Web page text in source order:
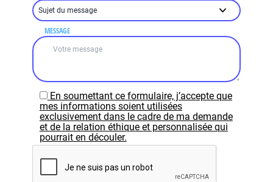
MESSAGE
En soumettant ce formulaire, j’accepte que
mes informations soient utilisées
exclusivement dans le cadre de ma demande
et de la relation éthique et personnalisée qui
pourrait en découler.